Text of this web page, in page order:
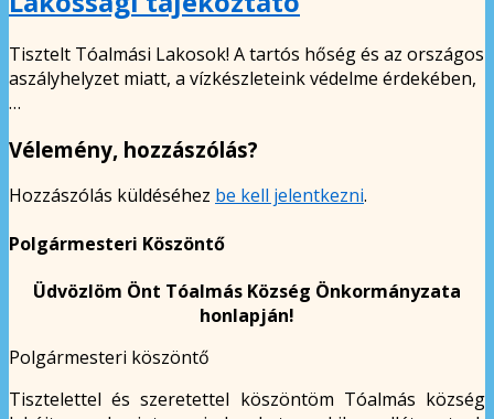
Tisztelt Tóalmási Lakosok! A tartós hőség és az országos
aszályhelyzet miatt, a vízkészleteink védelme érdekében,
…
Vélemény, hozzászólás?
Hozzászólás küldéséhez be kell jelentkezni.
Polgármesteri Köszöntő
Üdvözlöm Önt Tóalmás Község Önkormányzata
honlapján!
Polgármesteri köszöntő
Tisztelettel és szeretettel köszöntöm Tóalmás község